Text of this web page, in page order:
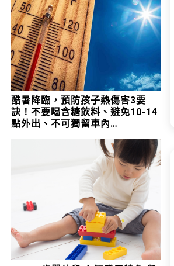
酷暑降臨，預防孩子熱傷害3要
訣！不要喝含糖飲料、避免10-14
點外出、不可獨留車內…